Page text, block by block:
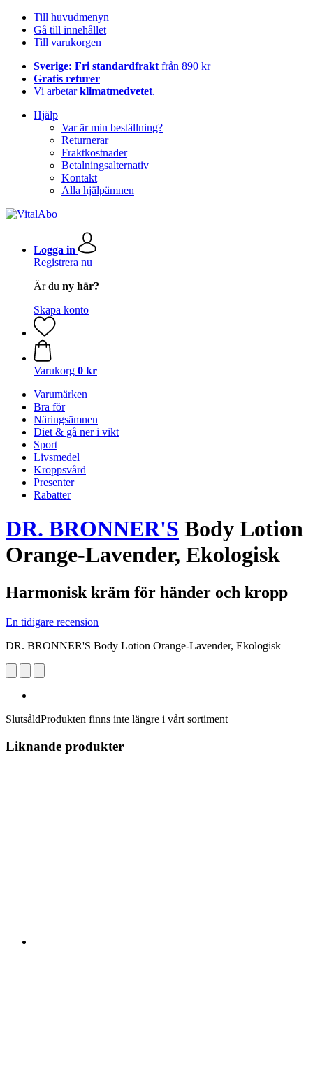
Till huvudmenyn
Gå till innehållet
Till varukorgen
Sverige: Fri standardfrakt från 890 kr
Gratis returer
Vi arbetarklimatmedvetet.
Hjälp
Var är min beställning?
Returnerar
Fraktkostnader
Betalningsalternativ
Kontakt
Alla hjälpämnen
Logga in
Registrera nu
Är du ny här?
Skapa konto
Varukorg 0 kr
Varumärken
Bra för
Näringsämnen
Diet & gå ner i vikt
Sport
Livsmedel
Kroppsvård
Presenter
Rabatter
DR. BRONNER'S Body Lotion
Orange-Lavender, Ekologisk
Harmonisk kräm för händer och kropp
En tidigare recension
DR. BRONNER'S Body Lotion Orange-Lavender, Ekologisk
SlutsåldProdukten finns inte längre i vårt sortiment
Liknande produkter